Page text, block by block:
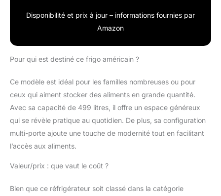
Disponibilité et prix à jour – informations fournies par
Amazon
Pour qui est destiné ce frigo américain ?
Ce modèle est idéal pour les familles nombreuses ou pour
ceux qui aiment stocker des aliments en grande quantité.
Avec sa capacité de 499 litres, il offre un espace généreux
qui se révèle pratique au quotidien. De plus, sa configuration
multi-porte ajoute une touche de modernité tout en facilitant
l’accès aux aliments.
Valeur/prix : que vaut le coût ?
Bien que ce réfrigérateur soit classé dans la catégorie